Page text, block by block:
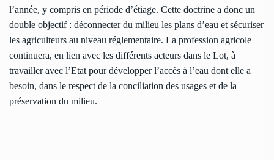
l’année, y compris en période d’étiage. Cette doctrine a donc un
double objectif : déconnecter du milieu les plans d’eau et sécuriser
les agriculteurs au niveau réglementaire. La profession agricole
continuera, en lien avec les différents acteurs dans le Lot, à
travailler avec l’Etat pour développer l’accès à l’eau dont elle a
besoin, dans le respect de la conciliation des usages et de la
préservation du milieu.